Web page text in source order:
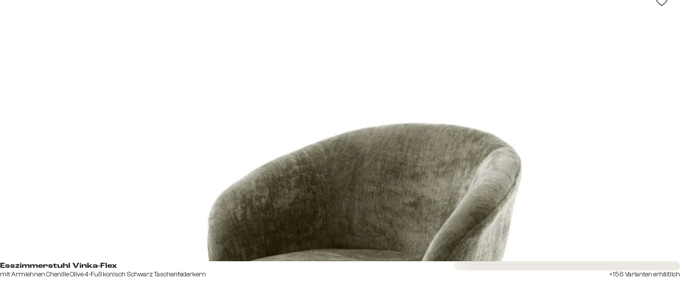
Esszimmerstuhl Vinka-Flex
mit Armlehnen Chenille Olive 4-Fuß konisch Schwarz Taschenfederkern
Sofort versandfertig
+156 Varianten erhältlich